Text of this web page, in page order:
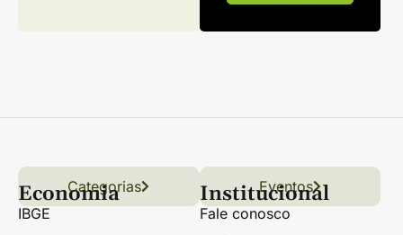
Links úteis
Conteúdo Grãos
Florestas Hortifrúti
Categorias Eventos
Economia
IBGE
Institucional
Fale conosco